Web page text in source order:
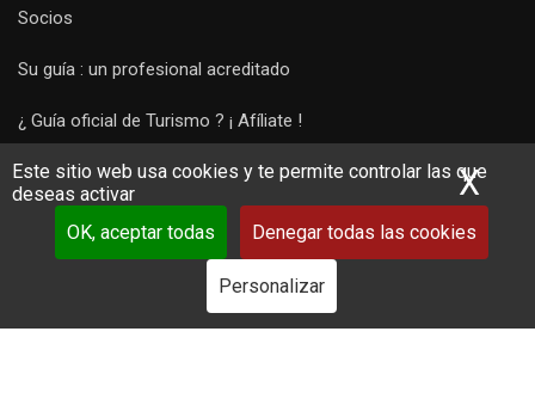
Este sitio web usa cookies y te permite controlar las que
deseas activar
OK, aceptar todas
Denegar todas las cookies
Personalizar
X
Socios
Su guía : un profesional acreditado
¿ Guía oficial de Turismo ? ¡ Afíliate !
Subir una visita y empezar a trabajar !